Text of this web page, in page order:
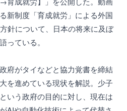
新制度「育成就労」による外国
針について、日本の将来に及ぼ
っている。
府がタイなどと協力覚書を締結
を進めている現状を解説。少子
いう政府の目的に対し、現在は